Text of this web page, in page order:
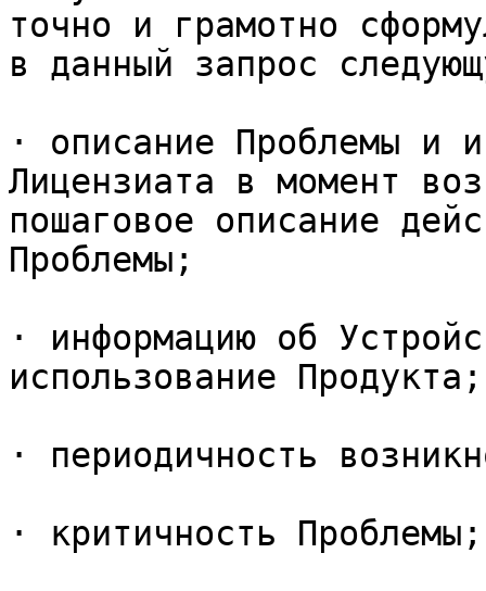
точно и грамотно
в данный запрос
· описание Проблемы и
Лицензиата в момент
пошаговое описание
Проблемы;
· информацию об
использование Продукта;
· периодичность
· критичность Проблемы;